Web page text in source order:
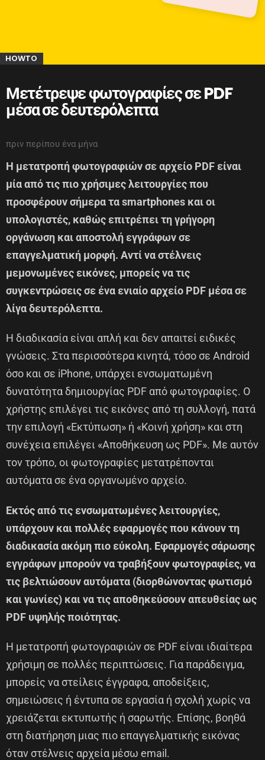
HOWTO
Μετέτρεψε φωτογραφίες σε PDF
μέσα σε δευτερόλεπτα
πριν περίπου ένα μήνα
Η μετατροπή φωτογραφιών σε αρχείο PDF είναι
μία από τις πιο χρήσιμες λειτουργίες που
προσφέρουν σήμερα τα smartphones και οι
υπολογιστές, καθώς επιτρέπει τη γρήγορη
οργάνωση και αποστολή εγγράφων σε
επαγγελματική μορφή. Αντί να στέλνεις
μεμονωμένες εικόνες, μπορείς να τις
συγκεντρώσεις σε ένα ενιαίο αρχείο PDF μέσα σε
λίγα δευτερόλεπτα.
Η διαδικασία είναι απλή και δεν απαιτεί ειδικές
γνώσεις. Στα περισσότερα κινητά, τόσο σε Android
όσο και σε iPhone, υπάρχει ενσωματωμένη
δυνατότητα δημιουργίας PDF από φωτογραφίες. Ο
χρήστης επιλέγει τις εικόνες από τη συλλογή, πατά
την επιλογή «Εκτύπωση» ή «Κοινή χρήση» και στη
συνέχεια επιλέγει «Αποθήκευση ως PDF». Με αυτόν
τον τρόπο, οι φωτογραφίες μετατρέπονται
αυτόματα σε ένα οργανωμένο αρχείο.
Εκτός από τις ενσωματωμένες λειτουργίες,
υπάρχουν και πολλές εφαρμογές που κάνουν τη
διαδικασία ακόμη πιο εύκολη. Εφαρμογές σάρωσης
εγγράφων μπορούν να τραβήξουν φωτογραφίες, να
τις βελτιώσουν αυτόματα (διορθώνοντας φωτισμό
και γωνίες) και να τις αποθηκεύσουν απευθείας ως
PDF υψηλής ποιότητας.
Η μετατροπή φωτογραφιών σε PDF είναι ιδιαίτερα
χρήσιμη σε πολλές περιπτώσεις. Για παράδειγμα,
μπορείς να στείλεις έγγραφα, αποδείξεις,
σημειώσεις ή έντυπα σε εργασία ή σχολή χωρίς να
χρειάζεται εκτυπωτής ή σαρωτής. Επίσης, βοηθά
στη διατήρηση μιας πιο επαγγελματικής εικόνας
όταν στέλνεις αρχεία μέσω email.